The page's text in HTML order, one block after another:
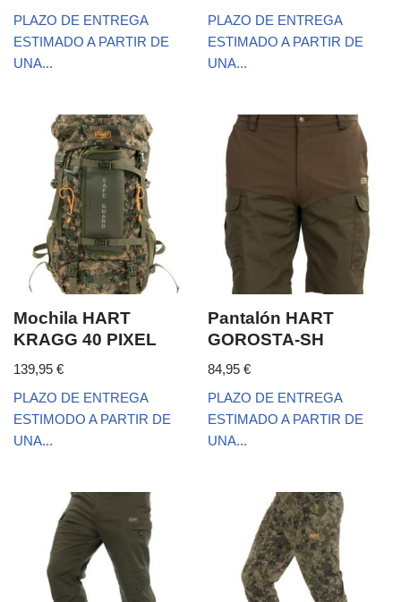
PLAZO DE ENTREGA
ESTIMADO A PARTIR DE
UNA...
PLAZO DE ENTREGA
ESTIMADO A PARTIR DE
UNA...
Mochila HART
KRAGG 40 PIXEL
139,95 €
PLAZO DE ENTREGA
ESTIMODO A PARTIR DE
UNA...
Pantalón HART
GOROSTA-SH
84,95€
PLAZO DE ENTREGA
ESTIMADO A PARTIR DE
UNA...